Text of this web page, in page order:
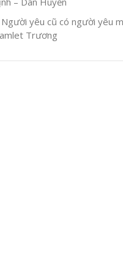
Người yêu cũ có người yêu
Trương